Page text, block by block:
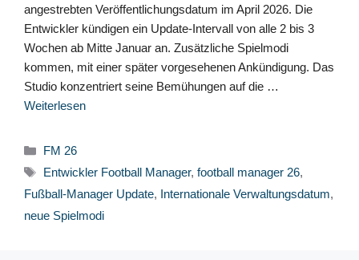
angestrebten Veröffentlichungsdatum im April 2026. Die
Entwickler kündigen ein Update-Intervall von alle 2 bis 3
Wochen ab Mitte Januar an. Zusätzliche Spielmodi
kommen, mit einer später vorgesehenen Ankündigung. Das
Studio konzentriert seine Bemühungen auf die …
Weiterlesen
Kategorien
FM 26
Schlagwörter
Entwickler Football Manager, football manager 26,
Fußball-Manager Update, Internationale Verwaltungsdatum,
neue Spielmodi